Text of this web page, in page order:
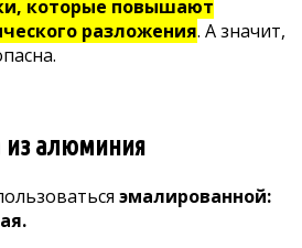
которые повышают
разложения. А значит,
из алюминия
эмалированной: